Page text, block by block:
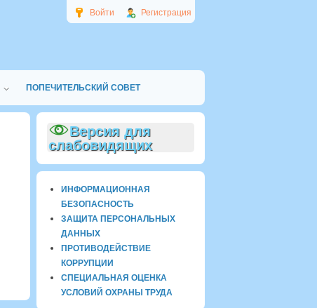
Войти Регистрация
ПОПЕЧИТЕЛЬСКИЙ СОВЕТ
Версия для
слабовидящих
ИНФОРМАЦИОННАЯ
БЕЗОПАСНОСТЬ
ЗАЩИТА ПЕРСОНАЛЬНЫХ
ДАННЫХ
ПРОТИВОДЕЙСТВИЕ
КОРРУПЦИИ
СПЕЦИАЛЬНАЯ ОЦЕНКА
УСЛОВИЙ ОХРАНЫ ТРУДА